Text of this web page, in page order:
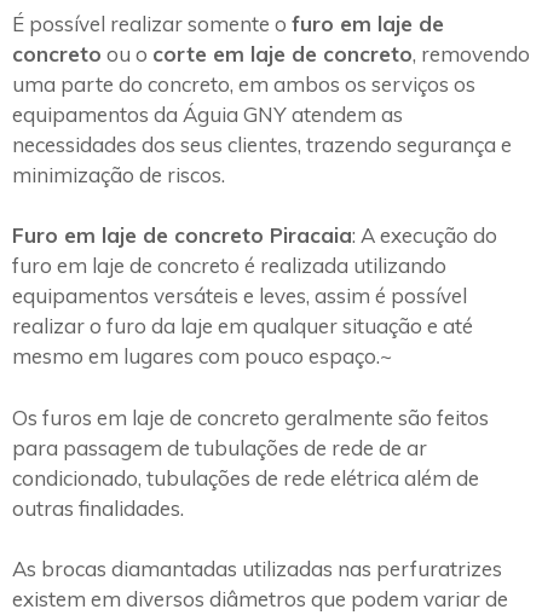
É possível realizar somente o furo em laje de
concreto ou o corte em laje de concreto, removendo
uma parte do concreto, em ambos os serviços os
equipamentos da Águia GNY atendem as
necessidades dos seus clientes, trazendo segurança e
minimização de riscos.
Furo em laje de concreto Piracaia: A execução do
furo em laje de concreto é realizada utilizando
equipamentos versáteis e leves, assim é possível
realizar o furo da laje em qualquer situação e até
mesmo em lugares com pouco espaço.~
Os furos em laje de concreto geralmente são feitos
para passagem de tubulações de rede de ar
condicionado, tubulações de rede elétrica além de
outras finalidades.
As brocas diamantadas utilizadas nas perfuratrizes
existem em diversos diâmetros que podem variar de